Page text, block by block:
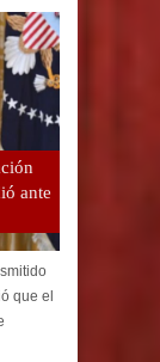
ante
que el